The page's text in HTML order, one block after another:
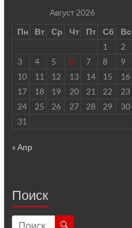
Август 2026
Пн
Вт Ср Чт Пт Сб
Вс
1
2
3
4 5 6 7 8
9
10
11 12 13 14 15
16
17
18 19 20 21 22
23
24
25 26 27 28 29
30
31
« Апр
Поиск